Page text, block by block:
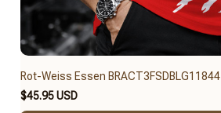
Rot-Weiss Essen BRACT3FSDBLG11844
$45.95 USD